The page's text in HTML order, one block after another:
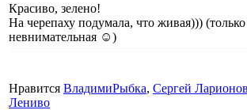
Красиво, зелено!
На черепаху подумала, что живая))) (только
невнимательная ☺)
Нравится ВладимиРыбка, Сергей Ларионов
Лениво